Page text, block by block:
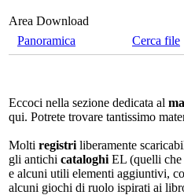
Area Download
Panoramica
Cerca file
Eccoci nella sezione dedicata al
qui. Potrete trovare tantissimo
Molti registri liberamente
gli antichi cataloghi EL (quelli che
e alcuni utili elementi aggiuntivi,
alcuni giochi di ruolo ispirati ai